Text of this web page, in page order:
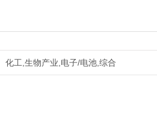
化工,生物产业,电子/电池,综合